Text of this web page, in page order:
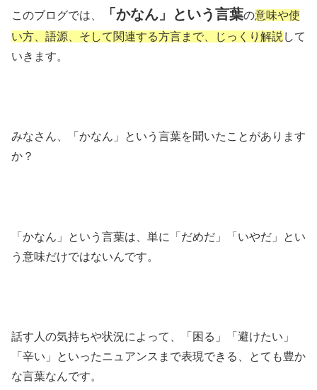
このブログでは、 「かなん」という言葉の意味や使
い方、語源、そして関連する方言まで、じっくり解説 して
いきます。
みなさん、「かなん」という言葉を聞いたことがあります
か？
「かなん」という言葉は、単に「だめだ」「いやだ」とい
う意味だけではないんです。
話す人の気持ちや状況によって、「困る」「避けたい」
「辛い」といったニュアンスまで表現できる、とても豊か
な言葉なんです。